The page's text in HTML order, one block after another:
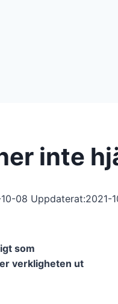
inte
08 Uppdaterat:2021-
som
verkligheten ut